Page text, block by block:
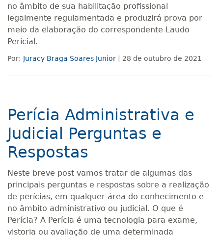
no âmbito de sua habilitação profissional
legalmente regulamentada e produzirá prova por
meio da elaboração do correspondente Laudo
Pericial.
Por: Juracy Braga Soares Junior | 28 de outubro de 2021
Perícia Administrativa e
Judicial Perguntas e
Respostas
Neste breve post vamos tratar de algumas das
principais perguntas e respostas sobre a realização
de perícias, em qualquer área do conhecimento e
no âmbito administrativo ou judicial. O que é
Perícia? A Perícia é uma tecnologia para exame,
vistoria ou avaliação de uma determinada